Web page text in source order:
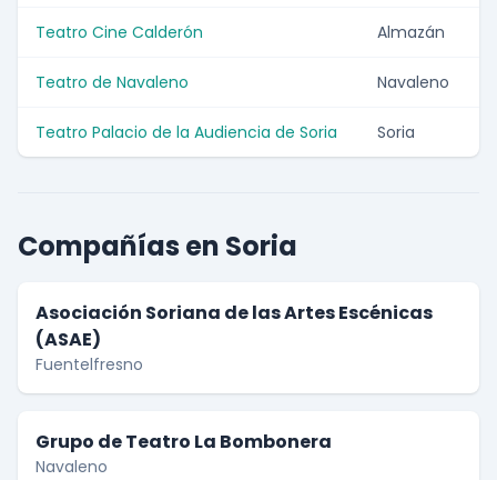
Teatro Cine Calderón Almazán
Teatro de Navaleno Navaleno
Teatro Palacio de la Audiencia de Soria Soria
Compañías en Soria
Asociación Soriana de las Artes Escénicas
(ASAE)
Fuentelfresno
Grupo de Teatro La Bombonera
Navaleno